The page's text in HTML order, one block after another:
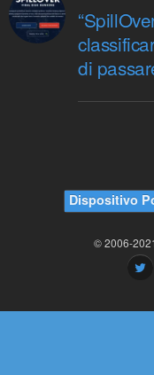
di
Dispositivo
© 2006-